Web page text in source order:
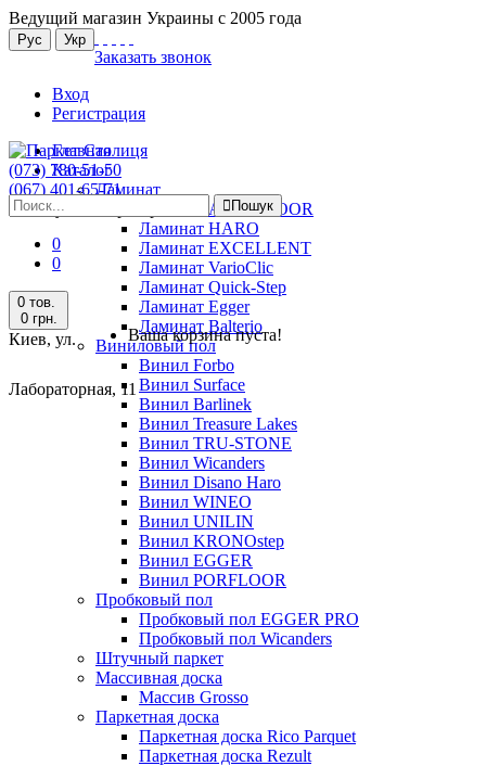
Ведущий магазин Украины с 2005 года
Рус Укр
Заказать звонок
Вход
Регистрация
(073) 780-51-50
(067) 401-65-71
Киев, ул. Лабораторная, 11
Пошук
0
0
0 тов.
0 грн.
Ваша корзина пуста!
Киев, ул.
Лабораторная, 11
Главная
Каталог
Ламинат
Ламинат ALSAFLOOR
Ламинат HARO
Ламинат EXCELLENT
Ламинат VarioClic
Ламинат Quick-Step
Ламинат Egger
Ламинат Balterio
Виниловый пол
Винил Forbo
Винил Surface
Винил Barlinek
Винил Treasure Lakes
Винил TRU-STONE
Винил Wicanders
Винил Disano Haro
Винил WINEO
Винил UNILIN
Винил KRONOstep
Винил EGGER
Винил PORFLOOR
Пробковый пол
Пробковый пол EGGER PRO
Пробковый пол Wicanders
Штучный паркет
Массивная доска
Массив Grosso
Паркетная доска
Паркетная доска Rico Parquet
Паркетная доска Rezult